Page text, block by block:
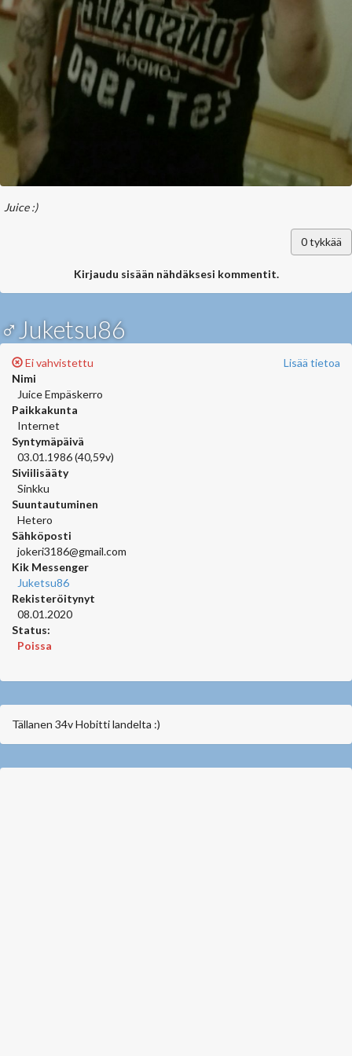
Juice :)
0tykkää
Kirjaudu sisään nähdäksesi kommentit.
♂Juketsu86
Lisää tietoa
Ei vahvistettu
Nimi
Juice Empäskerro
Paikkakunta
Internet
Syntymäpäivä
03.01.1986 (40,59v)
Siviilisääty
Sinkku
Suuntautuminen
Hetero
Sähköposti
jokeri3186@gmail.com
Kik Messenger
Juketsu86
Rekisteröitynyt
08.01.2020
Status:
Poissa
Tällanen 34v Hobitti landelta :)